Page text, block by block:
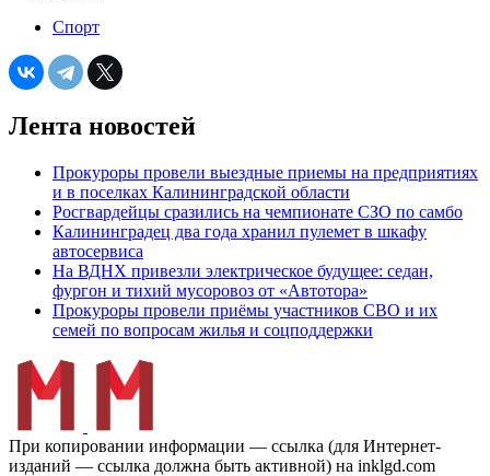
Спорт
Лента новостей
Прокуроры провели выездные приемы на предприятиях
и в поселках Калининградской области
Росгвардейцы сразились на чемпионате СЗО по самбо
Калининградец два года хранил пулемет в шкафу
автосервиса
На ВДНХ привезли электрическое будущее: седан,
фургон и тихий мусоровоз от «Автотора»
Прокуроры провели приёмы участников СВО и их
семей по вопросам жилья и соцподдержки
При копировании информации — ссылка (для Интернет-
изданий — ссылка должна быть активной) на inklgd.com